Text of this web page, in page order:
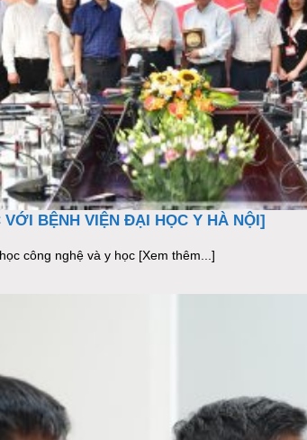
BỆNH VIỆN ĐẠI HỌC Y HÀ NỘI]
công nghệ và y học [Xem thêm...]